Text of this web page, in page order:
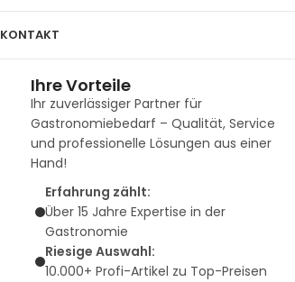
KONTAKT
Ihre Vorteile
Ihr zuverlässiger Partner für
Gastronomiebedarf – Qualität, Service
und professionelle Lösungen aus einer
Hand!
Erfahrung zählt:
Über 15 Jahre Expertise in der
Gastronomie
Riesige Auswahl:
10.000+ Profi-Artikel zu Top-Preisen